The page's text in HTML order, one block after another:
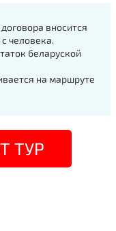
вносится
человека.
беларуской
на маршруте
ТУР